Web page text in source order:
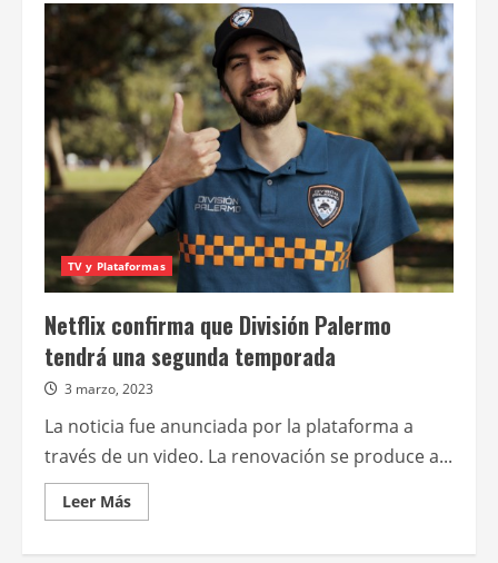
Comenzó
el
rodaje
de
la
segunda
temporada
de
División
Palermo
TV y Plataformas
Netflix confirma que División Palermo
tendrá una segunda temporada
3 marzo, 2023
La noticia fue anunciada por la plataforma a
través de un video. La renovación se produce a...
Leer MásLeer
más